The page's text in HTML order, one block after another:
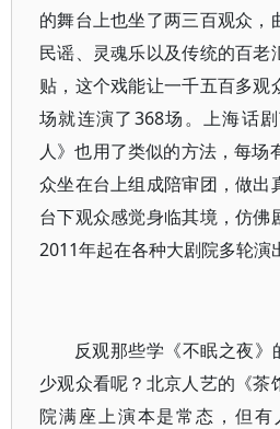
的舞台上也坐了两三百观众，
民谣、灵魂乐以及传统的百老
贴，这个戏能让一千五百多观
场就连演了368场。上海话
人》也用了类似的方法，每场
众坐在台上组成陪审团，做出
台下观众感觉身临其境，仿佛
2011年起在各种大剧院多轮演
反观那些学《不眠之夜》
少观众看呢？北京人艺的《茶
院满座上演本是常态，但